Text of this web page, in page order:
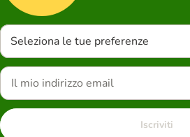
Seleziona le tue preferenze
Iscriviti